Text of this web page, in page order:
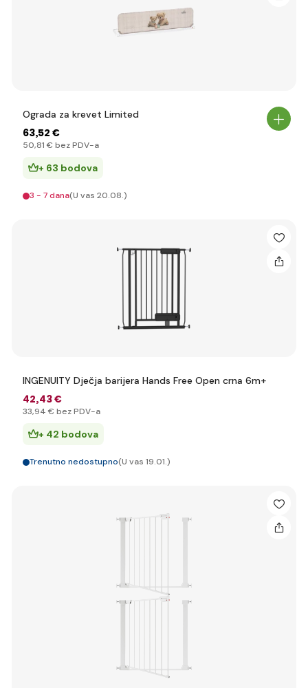
Ograda za krevet Limited
63,52 €
50,81 € bez PDV-a
+ 63 bodova
3 - 7 dana(U vas 20.08.)
INGENUITY Dječja barijera Hands Free Open crna 6m+
42,43 €
33,94 € bez PDV-a
+ 42 bodova
Trenutno nedostupno(U vas 19.01.)